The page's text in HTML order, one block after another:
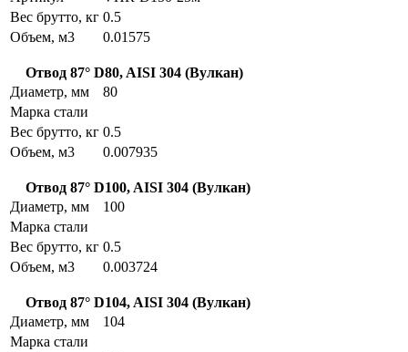
Вес брутто, кг 0.5
Объем, м3
0.01575
Отвод 87° D80, AISI 304 (Вулкан)
Диаметр, мм
80
Марка стали
Вес брутто, кг 0.5
Объем, м3
0.007935
Отвод 87° D100, AISI 304 (Вулкан)
Диаметр, мм
100
Марка стали
Вес брутто, кг 0.5
Объем, м3
0.003724
Отвод 87° D104, AISI 304 (Вулкан)
Диаметр, мм
104
Марка стали